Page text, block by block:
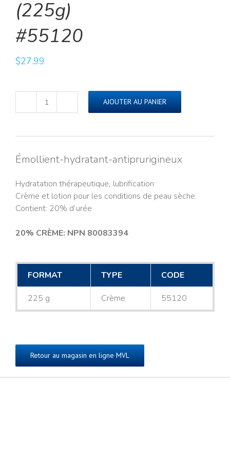
(225g)#55120
(225g)
#55120
$27.99
quantité
Crème
AJOUTER AU PANIER
Émollient-hydratant-antiprurigineux
Hydratation thérapeutique, lubrification
Crème et lotion pour les conditions de peau sèche.
Contient: 20% d’urée
20% CRÈME: NPN 80083394
FORMAT TYPE CODE
225 g Crème 55120
Retour au magasin en ligne MVL